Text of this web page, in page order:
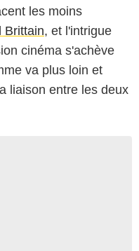
les moins
Brittain, et l'intrigue
cinéma s'achève
va plus loin et
liaison entre les deux